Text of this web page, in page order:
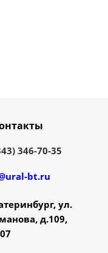
346-70-35
bt.ru
ул.
д.109,